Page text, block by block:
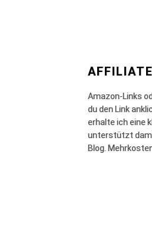
Amazon-Links
du den Link
erhalte ich eine
unterstützt
Blog.